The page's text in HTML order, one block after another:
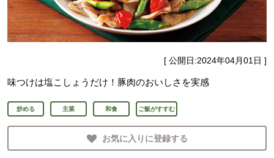
[ 公開日:2024年04月01日 ]
味つけは塩こしょうだけ！豚肉のおいしさを実感
炒める 主菜 和食 ご飯がすすむ
お気に入りに登録する